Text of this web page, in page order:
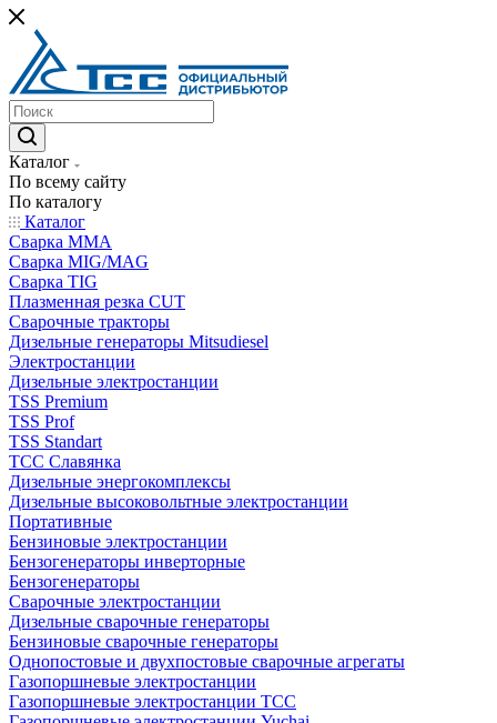
Каталог
По всему сайту
По каталогу
Каталог
Сварка MMA
Сварка MIG/MAG
Сварка TIG
Плазменная резка CUT
Сварочные тракторы
Дизельные генераторы Mitsudiesel
Электростанции
Дизельные электростанции
TSS Premium
TSS Prof
TSS Standart
ТСС Славянка
Дизельные энергокомплексы
Дизельные высоковольтные электростанции
Портативные
Бензиновые электростанции
Бензогенераторы инверторные
Бензогенераторы
Сварочные электростанции
Дизельные сварочные генераторы
Бензиновые сварочные генераторы
Однопостовые и двухпостовые сварочные агрегаты
Газопоршневые электростанции
Газопоршневые электростанции ТСС